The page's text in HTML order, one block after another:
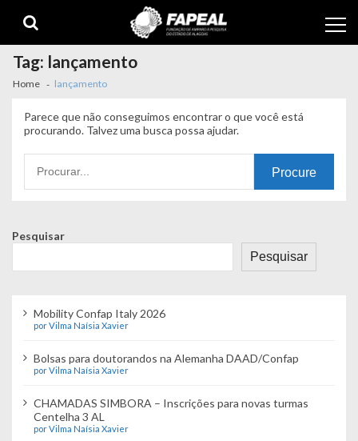
navigation
content
Tag: lançamento
Home lançamento
Parece que não conseguimos encontrar o que você está
procurando. Talvez uma busca possa ajudar.
por:
Pesquisar
Pesquisar
Mobility Confap Italy 2026
por Vilma Naísia Xavier
Bolsas para doutorandos na Alemanha DAAD/Confap
por Vilma Naísia Xavier
CHAMADAS SIMBORA – Inscrições para novas turmas
Centelha 3 AL
por Vilma Naísia Xavier